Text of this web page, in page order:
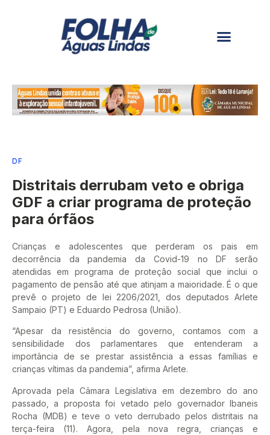
DF
Distritais derrubam veto e obriga
GDF a criar programa de proteção
para órfãos
Crianças e adolescentes que perderam os pais em
decorrência da pandemia da Covid-19 no DF serão
atendidas em programa de proteção social que inclui o
pagamento de pensão até que atinjam a maioridade. É o que
prevê o projeto de lei 2206/2021, dos deputados Arlete
Sampaio (PT) e Eduardo Pedrosa (União).
“Apesar da resistência do governo, contamos com a
sensibilidade dos parlamentares que entenderam a
importância de se prestar assistência a essas famílias e
crianças vítimas da pandemia”, afirma Arlete.
Aprovada pela Câmara Legislativa em dezembro do ano
passado, a proposta foi vetado pelo governador Ibaneis
Rocha (MDB) e teve o veto derrubado pelos distritais na
terça-feira (11). Agora, pela nova regra, crianças e